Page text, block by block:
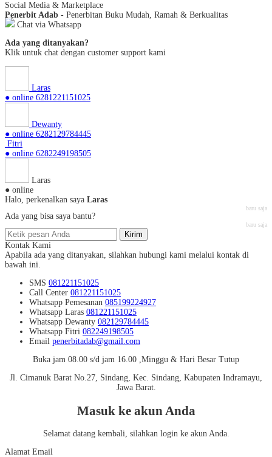
Social Media & Marketplace
Penerbit Adab - Penerbitan Buku Mudah, Ramah & Berkualitas
Chat via Whatsapp
Ada yang ditanyakan?
Klik untuk chat dengan customer support kami
Laras
● online 6281221151025
Dewanty
● online 6282129784445
Fitri
● online 6282249198505
Laras
● online
Halo, perkenalkan saya Laras
baru saja
Ada yang bisa saya bantu?
baru saja
Kirim
Kontak Kami
Apabila ada yang ditanyakan, silahkan hubungi kami melalui kontak di
bawah ini.
SMS 081221151025
Call Center 081221151025
Whatsapp Pemesanan 085199224927
Whatsapp Laras 081221151025
Whatsapp Dewanty 082129784445
Whatsapp Fitri 082249198505
Email penerbitadab@gmail.com
Buka jam 08.00 s/d jam 16.00 ,Minggu & Hari Besar Tutup
Jl. Cimanuk Barat No.27, Sindang, Kec. Sindang, Kabupaten Indramayu,
Jawa Barat.
Masuk ke akun Anda
Selamat datang kembali, silahkan login ke akun Anda.
Alamat Email